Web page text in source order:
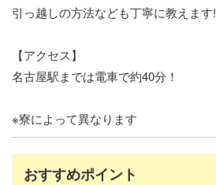
引っ越しの方法なども丁寧に教えます!
【アクセス】
名古屋駅までは電車で約40分！
※寮によって異なります
おすすめポイント